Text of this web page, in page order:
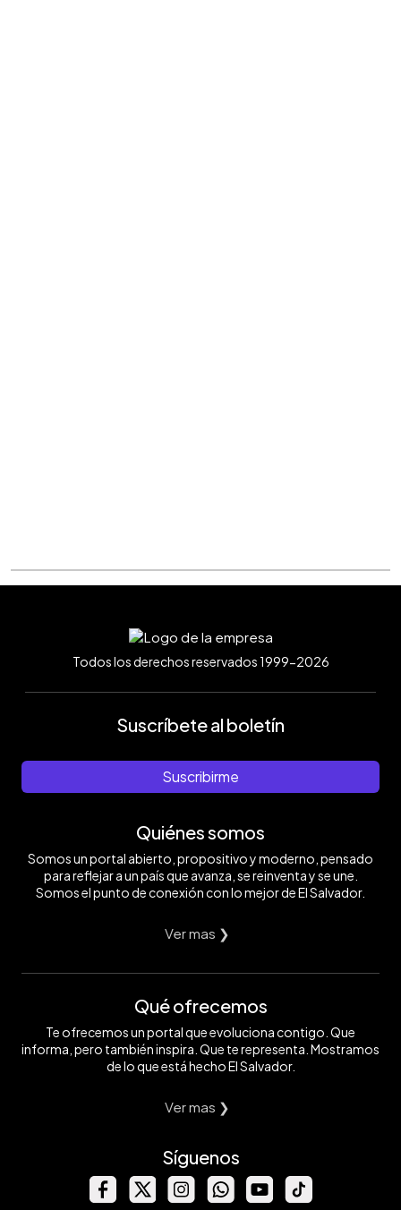
Todos los derechos reservados 1999-2026
Suscríbete al boletín
Suscribirme
Quiénes somos
Somos un portal abierto, propositivo y moderno, pensado
para reflejar a un país que avanza, se reinventa y se une.
Somos el punto de conexión con lo mejor de El Salvador.
Ver mas ❯
Qué ofrecemos
Te ofrecemos un portal que evoluciona contigo. Que
informa, pero también inspira. Que te representa. Mostramos
de lo que está hecho El Salvador.
Ver mas ❯
Síguenos